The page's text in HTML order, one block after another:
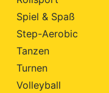
Spiel & Spaß
Step-Aerobic
Tanzen
Turnen
Volleyball